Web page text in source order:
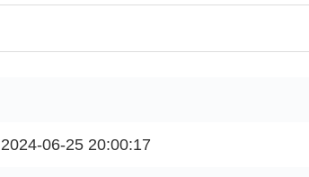
2024-06-25 20:00:17